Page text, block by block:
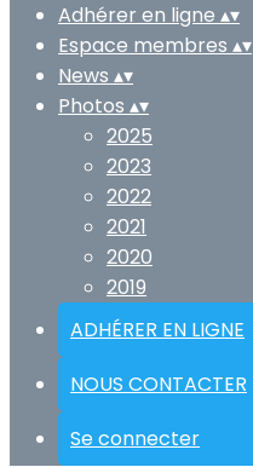
Adhérer en ligne ▴▾
Espace membres ▴▾
News ▴▾
Photos ▴▾
2025
2023
2022
2021
2020
2019
ADHÉRER EN LIGNE
NOUS CONTACTER
Se connecter